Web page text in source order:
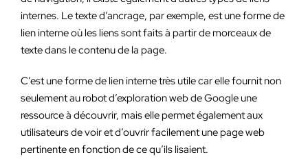
internes. Le texte d’ancrage, par exemple, est une forme de
lien interne où les liens sont faits à partir de morceaux de
texte dans le contenu de la page.
C’est une forme de lien interne très utile car elle fournit non
seulement au robot d’exploration web de Google une
ressource à découvrir, mais elle permet également aux
utilisateurs de voir et d’ouvrir facilement une page web
pertinente en fonction de ce qu’ils lisaient.